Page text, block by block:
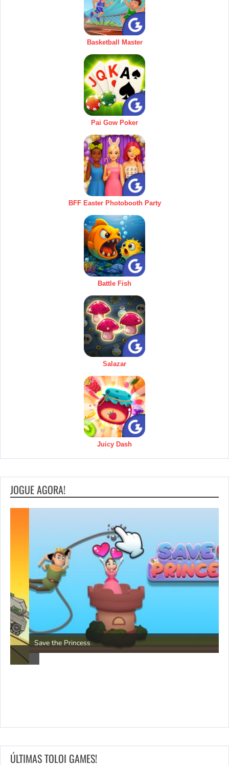
Basketball Master
Pai Gow Poker
BFF Easter Photobooth Party
Battle Fish
Salazar
Juicy Dash
JOGUE AGORA!
Save the Princess
ÚLTIMAS TOLOI GAMES!